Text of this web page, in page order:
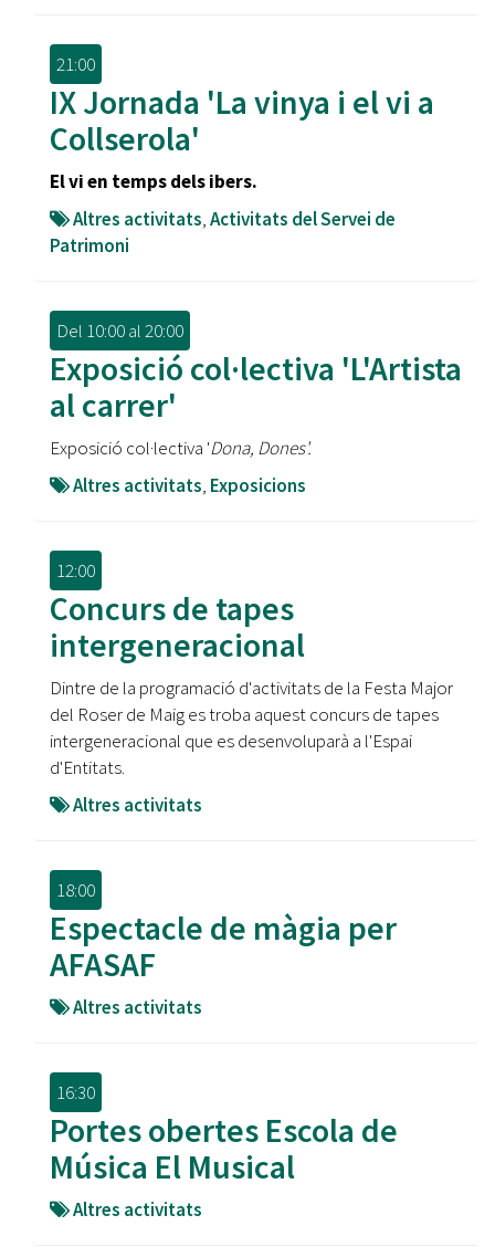
21:00
IX Jornada 'La vinya i el vi a
Collserola'
El vi en temps dels ibers.
Altres activitats,Activitats del Servei de
Patrimoni
Del 10:00al20:00
Exposició col·lectiva 'L'Artista
al carrer'
Exposició col·lectiva 'Dona, Dones'.
Altres activitats, Exposicions
12:00
Concurs de tapes
intergeneracional
Dintre de la programació d'activitats de la Festa Major
del Roser de Maig es troba aquest concurs de tapes
intergeneracional que es desenvoluparà a l'Espai
d'Entitats.
Altres activitats
18:00
Espectacle de màgia per
AFASAF
Altres activitats
16:30
Portes obertes Escola de
Música El Musical
Altres activitats